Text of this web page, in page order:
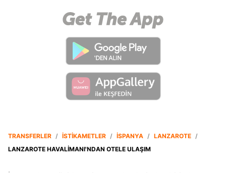
TRANSFERLER / İSTIKAMETLER / ISPANYA / LANZAROTE /
LANZAROTE HAVALIMANI'NDAN OTELE ULAŞIM